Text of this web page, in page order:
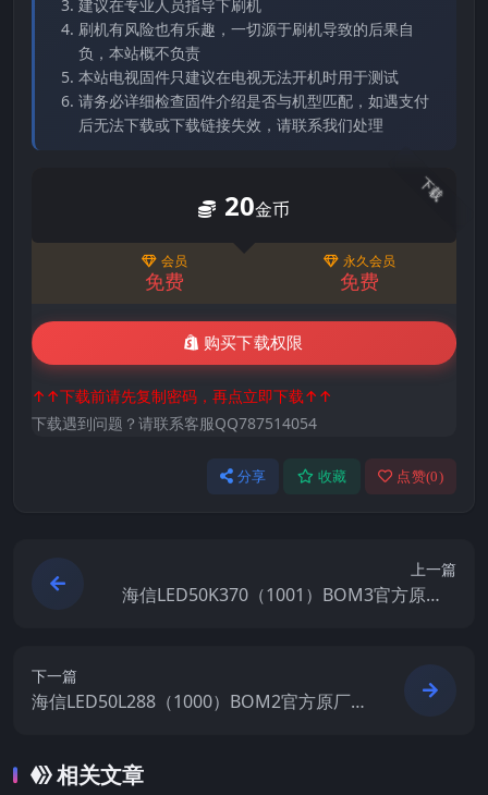
建议在专业人员指导下刷机
刷机有风险也有乐趣，一切源于刷机导致的后果自
负，本站概不负责
本站电视固件只建议在电视无法开机时用于测试
请务必详细检查固件介绍是否与机型匹配，如遇支付
后无法下载或下载链接失效，请联系我们处理
下载
20金币
会员
免费
永久会员
免费
购买下载权限
↑↑下载前请先复制密码，再点立即下载↑↑
下载遇到问题？请联系客服QQ787514054
分享 收藏 点赞(0)
上一篇
海信LED50K370（1001）BOM3官方原厂U
下一篇
海信LED50L288（1000）BOM2官方原厂U
相关文章